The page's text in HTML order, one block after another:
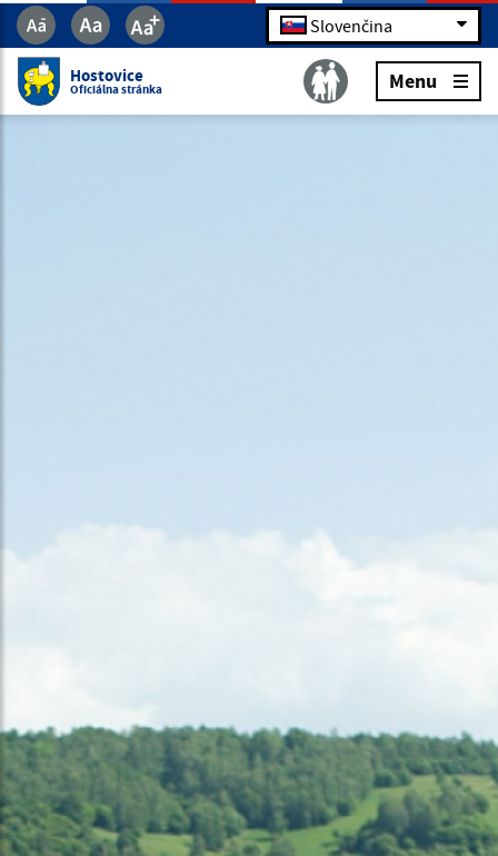
Slovenčina
Hostovice
Oficiálna stránka Menu